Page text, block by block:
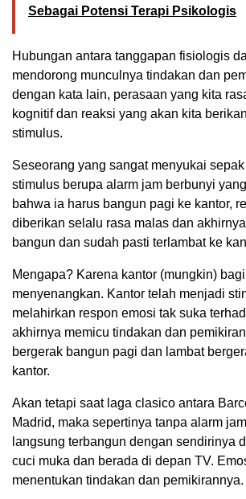
Sebagai Potensi Terapi Psikologis
Hubungan antara tanggapan fisiologis
mendorong munculnya tindakan dan
dengan kata lain, perasaan yang kita
kognitif dan reaksi yang akan kita
stimulus.
Seseorang yang sangat menyukai
stimulus berupa alarm jam berbunyi
bahwa ia harus bangun pagi ke kantor,
diberikan selalu rasa malas dan
bangun dan sudah pasti terlambat ke
Mengapa? Karena kantor (mungkin)
menyenangkan. Kantor telah menjadi
melahirkan respon emosi tak suka
akhirnya memicu tindakan dan
bergerak bangun pagi dan lambat
kantor.
Akan tetapi saat laga clasico antara
Madrid, maka sepertinya tanpa alarm
langsung terbangun dengan sendirinya
cuci muka dan berada di depan TV.
menentukan tindakan dan pemikirannya.